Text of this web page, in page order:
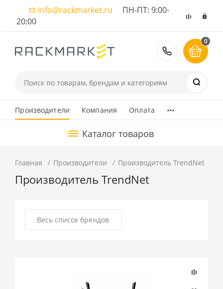
info@rackmarket.ru ПН-ПТ: 9:00-
20:00
8 (495)
0
Производители Компания Оплата ...
Каталог товаров
Главная Производители Производитель TrendNet
Производитель TrendNet
Весь список брендов